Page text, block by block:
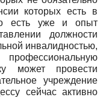
которых есть в
есть уже и опыт
должности
инвалидностью,
может провести
учреждение
сейчас активно